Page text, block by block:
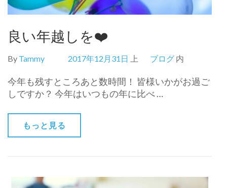
良い年越しを❤️
By Tammy 2017年12月31日 上 ブログ 内
今年も残すところあと数時間！ 皆様いかがお過ご
しですか？ 今年はいつもの年に比べ …
もっと見る